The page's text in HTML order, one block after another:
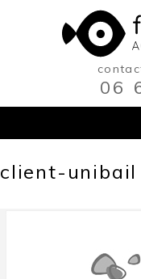
06
client-unibail